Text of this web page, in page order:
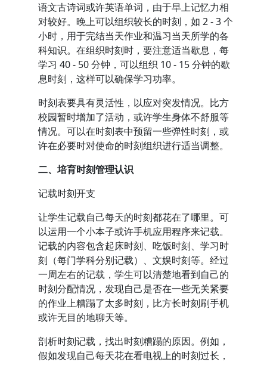
语文古诗词或许英语单词，由于早上记忆力相
对较好。晚上可以组织较长的时刻，如 2 - 3 个
小时，用于完结当天作业和温习当天所学的各
科知识。在组织时刻时，要注意适当歇息，每
学习 40 - 50 分钟，可以组织 10 - 15 分钟的歇
息时刻，这样可以确保学习功率。
时刻表要具有灵活性，以应对突发情况。比方
校园暂时增加了活动，或许学生身体不舒服等
情况。可以在时刻表中预留一些弹性时刻，或
许在必要时对使命的时刻组织进行适当调整。
二、培育时刻管理认识
记载时刻开支
让学生记载自己每天的时刻都花在了哪里。可
以运用一个小本子或许手机应用程序来记载。
记载的内容包含起床时刻、吃饭时刻、学习时
刻（每门学科分别记载）、文娱时刻等。经过
一周左右的记载，学生可以清楚地看到自己的
时刻分配情况，发现自己是否在一些无关紧要
的作业上糟蹋了太多时刻，比方长时刻刷手机
或许无目的地聊天等。
剖析时刻记载，找出时刻糟蹋的原因。例如，
假如发现自己每天花在看电视上的时刻过长，